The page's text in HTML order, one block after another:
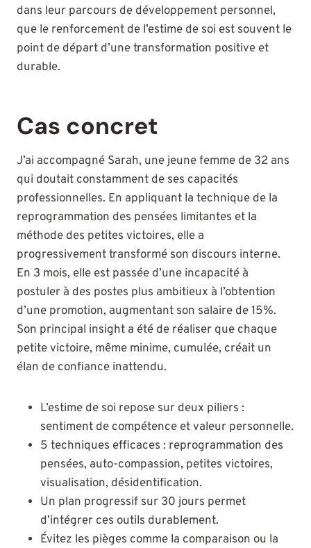
dans leur parcours de développement personnel,
que le renforcement de l’estime de soi est souvent le
point de départ d’une transformation positive et
durable.
Cas concret
J’ai accompagné Sarah, une jeune femme de 32 ans
qui doutait constamment de ses capacités
professionnelles. En appliquant la technique de la
reprogrammation des pensées limitantes et la
méthode des petites victoires, elle a
progressivement transformé son discours interne.
En 3 mois, elle est passée d’une incapacité à
postuler à des postes plus ambitieux à l’obtention
d’une promotion, augmentant son salaire de 15%.
Son principal insight a été de réaliser que chaque
petite victoire, même minime, cumulée, créait un
élan de confiance inattendu.
L’estime de soi repose sur deux piliers :
sentiment de compétence et valeur personnelle.
5 techniques efficaces : reprogrammation des
pensées, auto-compassion, petites victoires,
visualisation, désidentification.
Un plan progressif sur 30 jours permet
d’intégrer ces outils durablement.
Évitez les pièges comme la comparaison ou la